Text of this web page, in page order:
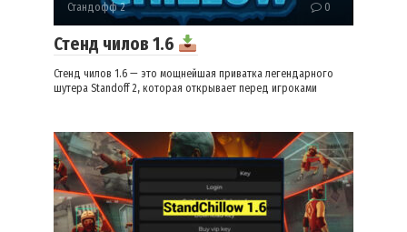
Стандофф 2 0
Стенд чилов 1.6
Стенд чилов 1.6 — это мощнейшая приватка легендарного
шутера Standoff 2, которая открывает перед игроками